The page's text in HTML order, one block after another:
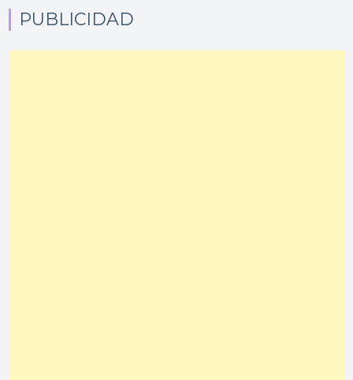
PUBLICIDAD